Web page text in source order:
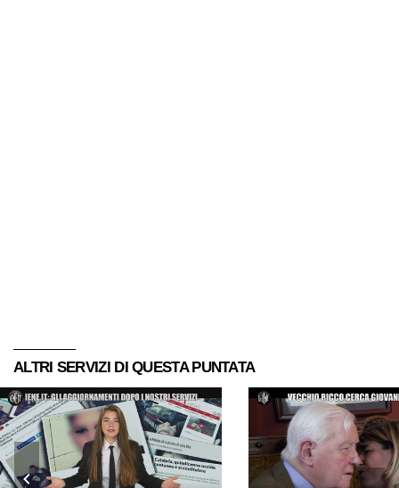
ALTRI SERVIZI DI QUESTA PUNTATA